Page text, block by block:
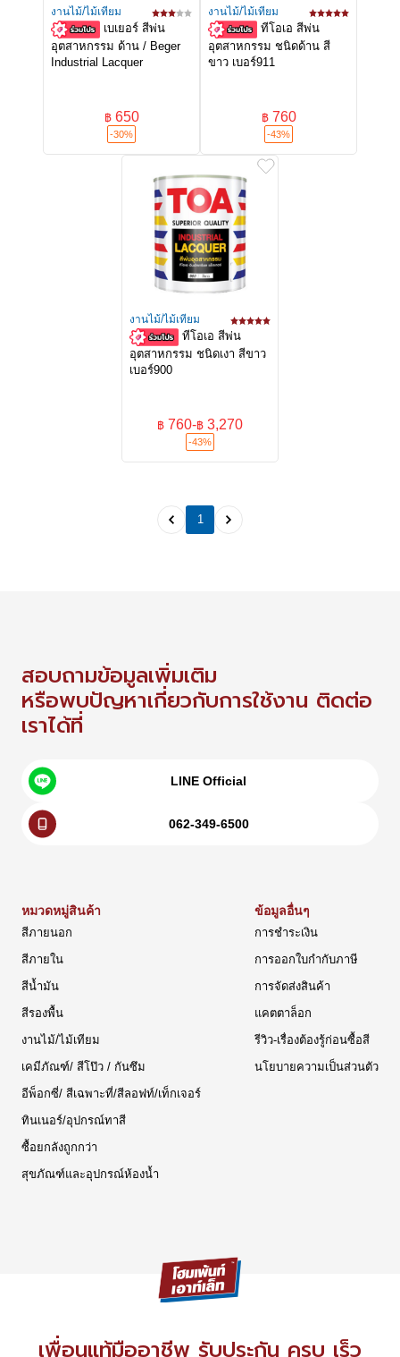
งานไม้/ไม้เทียม
เบเยอร์ สีพ่น
อุตสาหกรรม ด้าน / Beger
Industrial Lacquer
฿ 650
-30%
งานไม้/ไม้เทียม
ทีโอเอ สีพ่น
อุตสาหกรรม ชนิดด้าน สี
ขาว เบอร์911
฿ 760
-43%
งานไม้/ไม้เทียม
ทีโอเอ สีพ่น
อุตสาหกรรม ชนิดเงา สีขาว
เบอร์900
฿ 760-฿ 3,270
-43%
1
สอบถามข้อมูลเพิ่มเติม
หรือพบปัญหาเกี่ยวกับการใช้งาน ติดต่อ
เราได้ที่
LINE Official
062-349-6500
หมวดหมู่สินค้า
สีภายนอก
สีภายใน
สีน้ำมัน
สีรองพื้น
งานไม้/ไม้เทียม
เคมีภัณฑ์/ สีโป๊ว / กันซึม
อีพ็อกซี่/ สีเฉพาะที่/สีลอฟท์/เท็กเจอร์
ทินเนอร์/อุปกรณ์ทาสี
ซื้อยกลังถูกกว่า
สุขภัณฑ์และอุปกรณ์ห้องน้ำ
ข้อมูลอื่นๆ
การชำระเงิน
การออกใบกำกับภาษี
การจัดส่งสินค้า
แคตตาล็อก
รีวิว-เรื่องต้องรู้ก่อนซื้อสี
นโยบายความเป็นส่วนตัว
เพื่อนแท้มืออาชีพ รับประกัน ครบ เร็ว